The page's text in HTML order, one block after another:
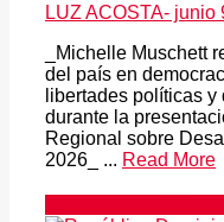
LUZ ACOSTA- junio
_Michelle Muschett
del país en
libertades políticas
durante la
Regional sobre
2026_ ... Read More